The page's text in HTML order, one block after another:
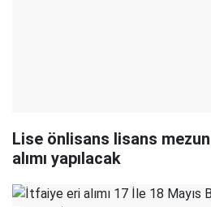
Lise önlisans lisans
alımı yapılacak